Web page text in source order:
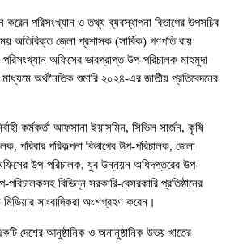
করেন পরিসংখ্যান ও তথ্য ব্যবস্থাপনা বিভাগের উপসচিব
অতিরিক্ত জেলা প্রশাসক (সার্বিক) গণপতি রায়
অফিসের ভারপ্রাপ্ত উপ-পরিচালক মাহমুদা
মাধ্যমে অর্থনৈতিক শুমারি ২০২৪-এর জাতীয় প্রতিবেদনের
কর্মকর্তা আফসানা ইয়াসমিন, সিভিল সার্জন, কৃষি
পরিবার পরিকল্পনা বিভাগের উপ-পরিচালক, জেলা
উপ-পরিচালক, যুব উন্নয়ন অধিদপ্তরের উপ-
বিভিন্ন সরকারি-বেসরকারি প্রতিষ্ঠানের
সাংবাদিকরা অংশগ্রহণ করেন।
দেশের আনুষ্ঠানিক ও অনানুষ্ঠানিক উভয় খাতের